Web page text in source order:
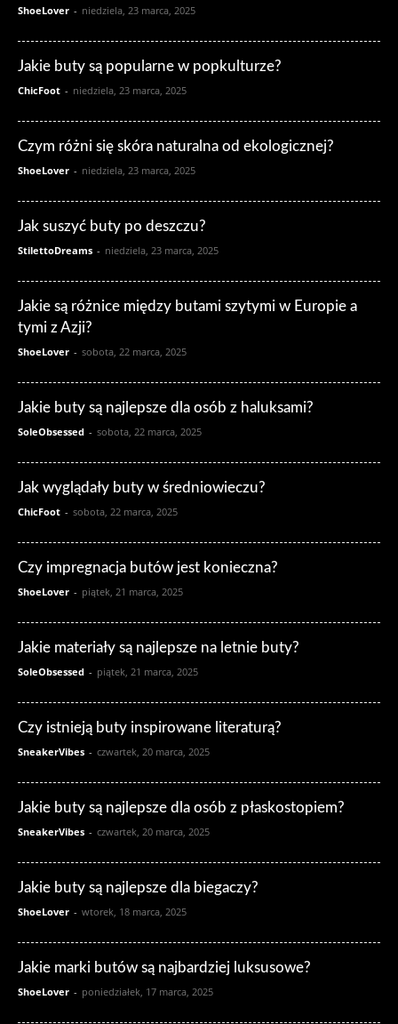
ShoeLover - niedziela, 23 marca, 2025
Jakie buty są popularne w popkulturze?
ChicFoot - niedziela, 23 marca, 2025
Czym różni się skóra naturalna od ekologicznej?
ShoeLover - niedziela, 23 marca, 2025
Jak suszyć buty po deszczu?
StilettoDreams - niedziela, 23 marca, 2025
Jakie są różnice między butami szytymi w Europie a
tymi z Azji?
ShoeLover - sobota, 22 marca, 2025
Jakie buty są najlepsze dla osób z haluksami?
SoleObsessed - sobota, 22 marca, 2025
Jak wyglądały buty w średniowieczu?
ChicFoot - sobota, 22 marca, 2025
Czy impregnacja butów jest konieczna?
ShoeLover - piątek, 21 marca, 2025
Jakie materiały są najlepsze na letnie buty?
SoleObsessed - piątek, 21 marca, 2025
Czy istnieją buty inspirowane literaturą?
SneakerVibes - czwartek, 20 marca, 2025
Jakie buty są najlepsze dla osób z płaskostopiem?
SneakerVibes - czwartek, 20 marca, 2025
Jakie buty są najlepsze dla biegaczy?
ShoeLover - wtorek, 18 marca, 2025
Jakie marki butów są najbardziej luksusowe?
ShoeLover - poniedziałek, 17 marca, 2025